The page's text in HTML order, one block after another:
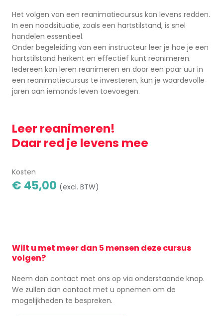
Het volgen van een reanimatiecursus kan levens redden.
In een noodsituatie, zoals een hartstilstand, is snel
handelen essentieel.
Onder begeleiding van een instructeur leer je hoe je een
hartstilstand herkent en effectief kunt reanimeren.
Iedereen kan leren reanimeren en door een paar uur in
een reanimatiecursus te investeren, kun je waardevolle
jaren aan iemands leven toevoegen.
Leer reanimeren!
Daar red je levens mee
Kosten
€ 45,00 (excl. BTW)
Wilt u met meer dan 5 mensen deze cursus
volgen?
Neem dan contact met ons op via onderstaande knop.
We zullen dan contact met u opnemen om de
mogelijkheden te bespreken.